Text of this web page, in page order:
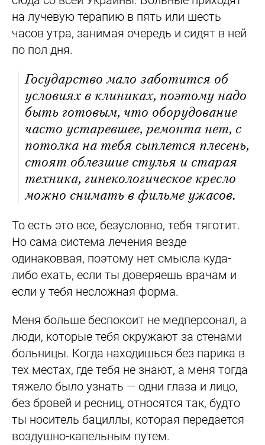
на лучевую терапию в пять или шесть
часов утра, занимая очередь и сидят в ней
по пол дня.
Государство мало заботится об
условиях в клиниках, поэтому надо
быть готовым, что оборудование
часто устаревшее, ремонта нет, с
потолка на тебя сыплется плесень,
стоят облезшие стулья и старая
техника, гинекологическое кресло
можно снимать в фильме ужасов.
То есть это все, безусловно, тебя тяготит.
Но сама система лечения везде
одинаковвая, поэтому нет смысла куда-
либо ехать, если ты доверяешь врачам и
если у тебя несложная форма.
Меня больше беспокоит не медперсонал, а
люди, которые тебя окружают за стенами
больницы. Когда находишься без парика в
тех местах, где тебя не знают, а меня тогда
тяжело было узнать — одни глаза и лицо,
без бровей и ресниц, относятся так, будто
ты носитель бациллы, которая передается
воздушно-капельным путем.